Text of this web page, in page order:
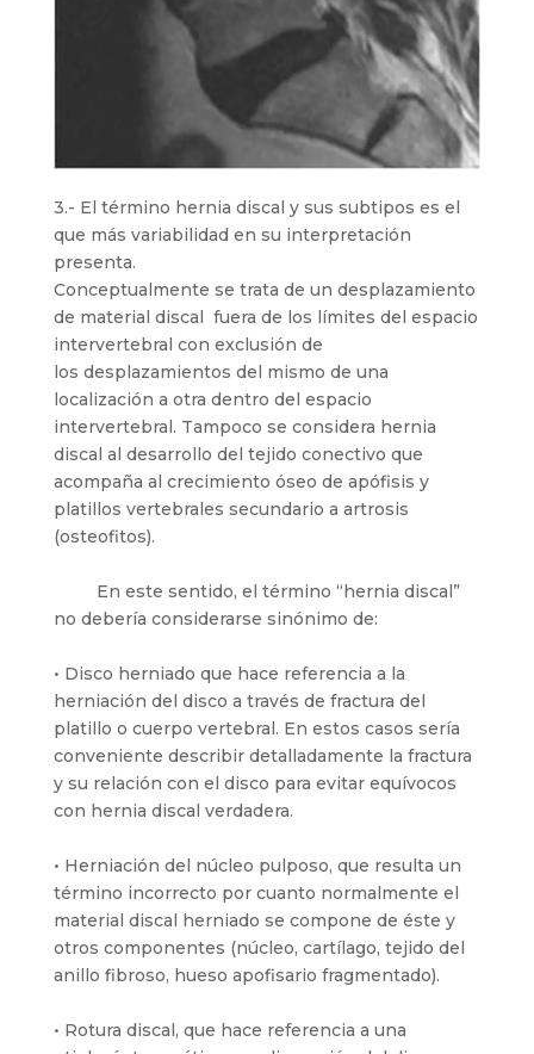
3.- El término hernia discal y sus subtipos es el
que más variabilidad en su interpretación
presenta.
Conceptualmente se trata de un desplazamiento
de material discal fuera de los límites del espacio
intervertebral con exclusión de
los desplazamientos del mismo de una
localización a otra dentro del espacio
intervertebral. Tampoco se considera hernia
discal al desarrollo del tejido conectivo que
acompaña al crecimiento óseo de apófisis y
platillos vertebrales secundario a artrosis
(osteofitos).
En este sentido, el término “hernia discal”
no debería considerarse sinónimo de:
• Disco herniado que hace referencia a la
herniación del disco a través de fractura del
platillo o cuerpo vertebral. En estos casos sería
conveniente describir detalladamente la fractura
y su relación con el disco para evitar equívocos
con hernia discal verdadera.
• Herniación del núcleo pulposo, que resulta un
término incorrecto por cuanto normalmente el
material discal herniado se compone de éste y
otros componentes (núcleo, cartílago, tejido del
anillo fibroso, hueso apofisario fragmentado).
• Rotura discal, que hace referencia a una